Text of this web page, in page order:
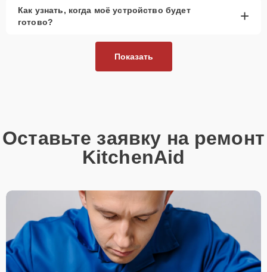
Как узнать, когда моё устройство будет
готово?
+
Показать
Оставьте заявку на ремонт
KitchenAid